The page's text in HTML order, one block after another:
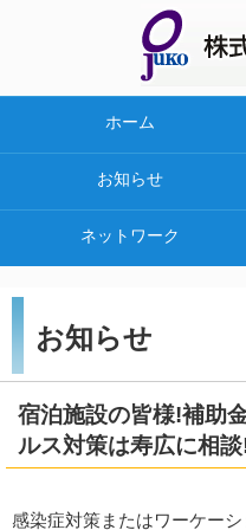
ホーム
お知らせ
ネットワーク
お知らせ
宿泊施設の皆様!補助
ルス対策は寿広に相
感染症対策またはワーケー